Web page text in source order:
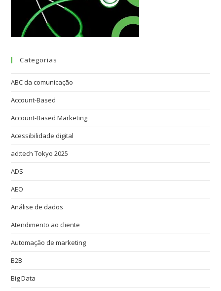
Categorias
ABC da comunicação
Account-Based
Account-Based Marketing
Acessibilidade digital
ad:tech Tokyo 2025
ADS
AEO
Análise de dados
Atendimento ao cliente
Automação de marketing
B2B
Big Data